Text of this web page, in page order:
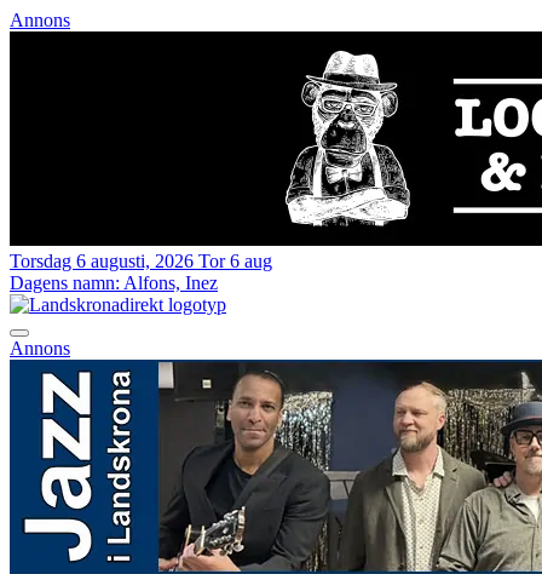
Annons
Torsdag 6 augusti, 2026 Tor 6 aug
Dagens namn: Alfons, Inez
Annons